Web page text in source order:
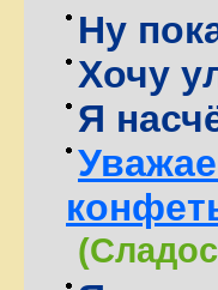
Ну
Хочу
Я